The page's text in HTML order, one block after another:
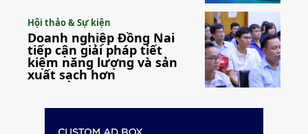
Hội thảo & Sự kiện
Doanh nghiệp Đồng Nai
tiếp cận giải pháp tiết
kiệm năng lượng và sản
xuất sạch hơn